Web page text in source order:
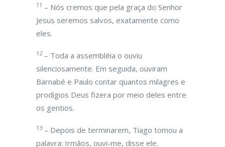
11 – Nós cremos que pela graça do Senhor
Jesus seremos salvos, exatamente como
eles.
12– Toda a assembléia o ouviu
silenciosamente. Em seguida, ouviram
Barnabé e Paulo contar quantos milagres e
prodígios Deus fizera por meio deles entre
os gentios.
13 – Depois de terminarem, Tiago tomou a
palavra: Irmãos, ouvi-me, disse ele.